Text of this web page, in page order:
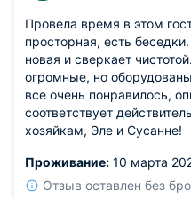
Провела время в этом
просторная, есть
новая и сверкает
огромные, но
все очень понравилось,
соответствует
хозяйкам, Эле и Сусанне!
Проживание: 10 марта
Отзыв оставлен без